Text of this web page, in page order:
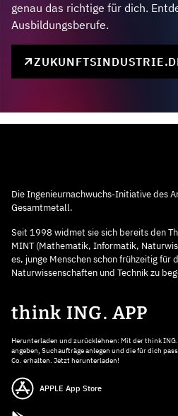
genau das richtige für dich.
Ausbildungsberufe.
Die Ingenieurnachwuchs-Initiative des
Gesamtmetall.
Seit 1998 widmet sie sich bereits den
MINT (Mathematik, Informatik,
es, junge Menschen schon frühzeitig für
Naturwissenschaften und Technik zu
think ING. APP
Herunterladen und zurücklehnen: Mit der think
angeben, Suchaufträge anlegen und die für dich
Co. erhalten. Jetzt herunterladen!
APPLE App Store